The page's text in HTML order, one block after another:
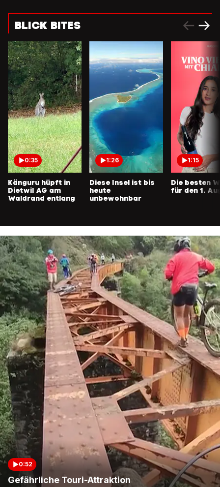
BLICK BITES
0:35
Känguru hüpft in
Dietwil AG am
Waldrand entlang
1:26
Diese Insel ist bis
heute
unbewohnbar
1:15
Die besten
für den 1.
0:52
Gefährliche Touri-Attraktion